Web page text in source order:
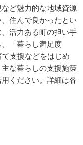
ど魅力的な地域資源
住んで良かったとい
活力ある町の担い手
「暮らし満足度
支援などをはじめ
な暮らしの支援施策
ください。詳細は各